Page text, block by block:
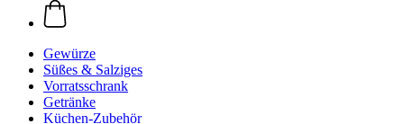
Gewürze
Süßes & Salziges
Vorratsschrank
Getränke
Küchen-Zubehör